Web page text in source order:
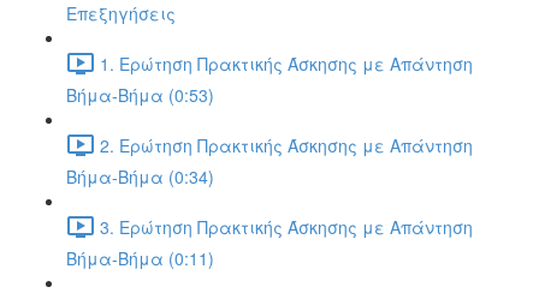
Επεξηγήσεις
1. Ερώτηση Πρακτικής Άσκησης με Απάντηση
Βήμα-Βήμα (0:53)
2. Ερώτηση Πρακτικής Άσκησης με Απάντηση
Βήμα-Βήμα (0:34)
3. Ερώτηση Πρακτικής Άσκησης με Απάντηση
Βήμα-Βήμα (0:11)